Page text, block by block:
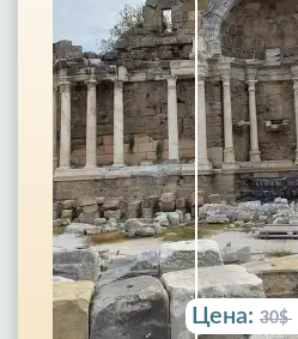
Цена: 30$